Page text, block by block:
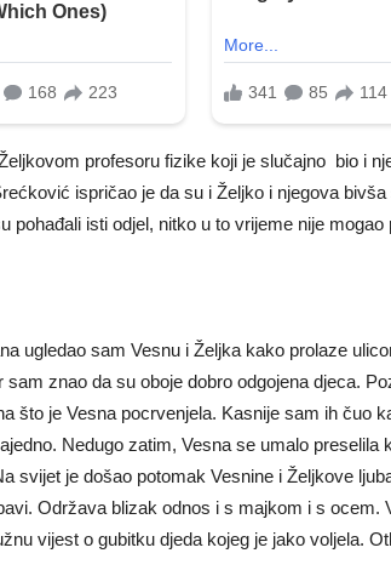
profesoru fizike koji je slučajno bio i
ispričao je da su i Željko i njegova
pohađali isti odjel, nitko u to vrijeme nije
ugledao sam Vesnu i Željka kako prolaze
sam znao da su oboje dobro odgojena djeca.
što je Vesna pocrvenjela. Kasnije sam ih čuo
Nedugo zatim, Vesna se umalo
svijet je došao potomak Vesnine i Željkove
Održava blizak odnos i s majkom i s ocem.
vijest o gubitku djeda kojeg je jako voljela.